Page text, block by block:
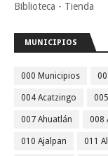
Biblioteca - Tienda
MUNICIPIOS
000 Municipios
004 Acatzingo
007 Ahuatlán 008
010 Ajalpan 011